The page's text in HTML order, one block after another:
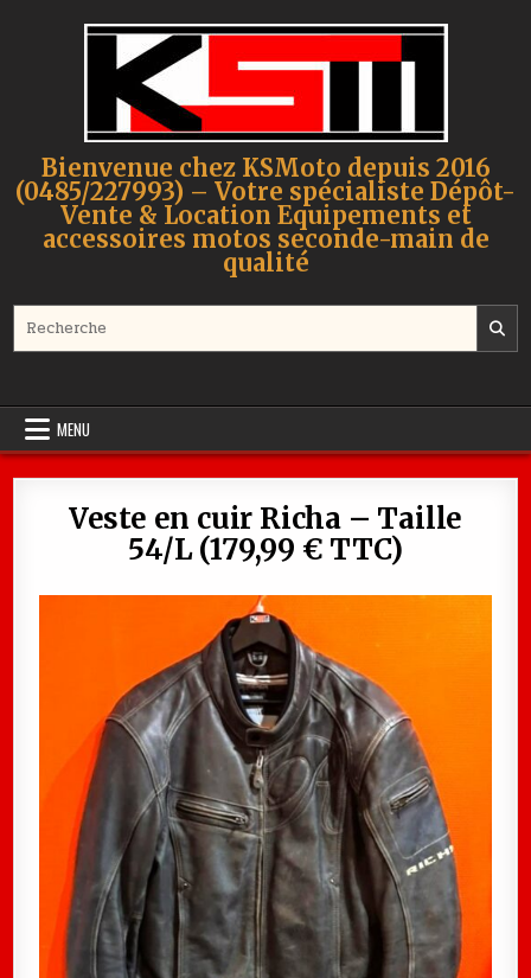
Bienvenue chez KSMoto depuis 2016
(0485/227993) – Votre spécialiste Dépôt-
Vente & Location Equipements et
accessoires motos seconde-main de
qualité
MENU
Veste en cuir Richa – Taille
54/L (179,99 € TTC)